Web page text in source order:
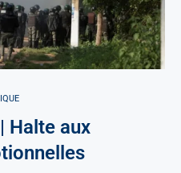
Halte aux